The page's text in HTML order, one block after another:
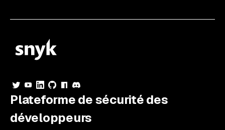
Plateforme de sécurité des
développeurs